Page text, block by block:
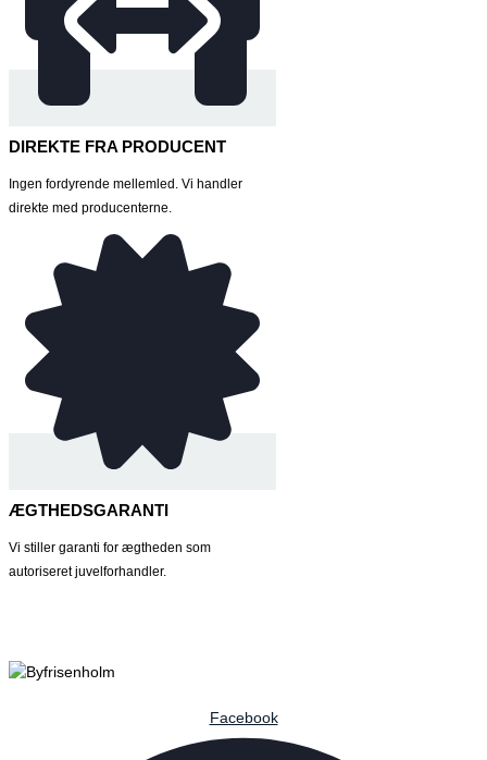
DIREKTE FRA PRODUCENT
Ingen fordyrende mellemled. Vi handler
direkte med producenterne.
ÆGTHEDSGARANTI
Vi stiller garanti for ægtheden som
autoriseret juvelforhandler.
Facebook